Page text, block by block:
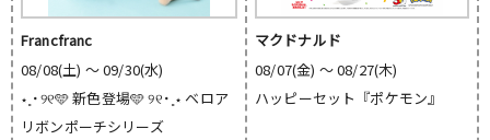
Francfranc
08/08(土) 〜 09/30(水)
‪⋆˳˙୨୧🩵 新色登場🩵 ୨୧˙˳⋆‬ ベロア
リボンポーチシリーズ
マクドナルド
08/07(金) 〜 08/27(木)
ハッピーセット『ポケモン』